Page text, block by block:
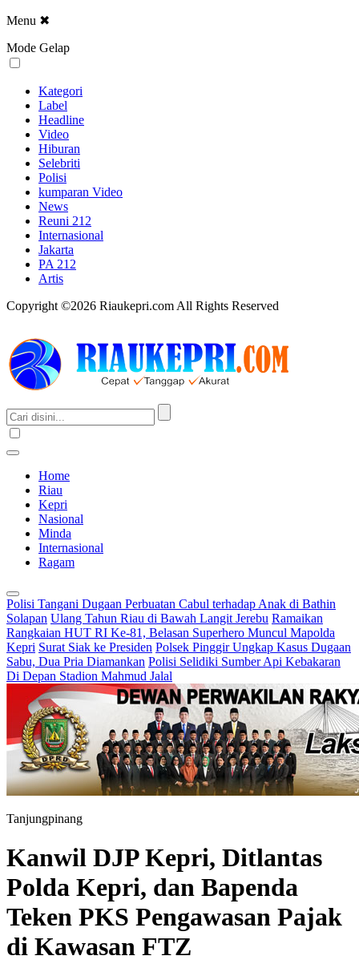
Menu ✖
Mode Gelap
Kategori
Label
Headline
Video
Hiburan
Selebriti
Polisi
kumparan Video
News
Reuni 212
Internasional
Jakarta
PA 212
Artis
Copyright ©2026 Riaukepri.com All Rights Reserved
Home
Riau
Kepri
Nasional
Minda
Internasional
Ragam
Polisi Tangani Dugaan Perbuatan Cabul terhadap Anak di Bathin
Solapan Ulang Tahun Riau di Bawah Langit Jerebu Ramaikan
Rangkaian HUT RI Ke-81, Belasan Superhero Muncul Mapolda
Kepri Surat Siak ke Presiden Polsek Pinggir Ungkap Kasus Dugaan
Sabu, Dua Pria Diamankan Polisi Selidiki Sumber Api Kebakaran
Di Depan Stadion Mahmud Jalal
Tanjungpinang
Kanwil DJP Kepri, Ditlantas
Polda Kepri, dan Bapenda
Teken PKS Pengawasan Pajak
di Kawasan FTZ